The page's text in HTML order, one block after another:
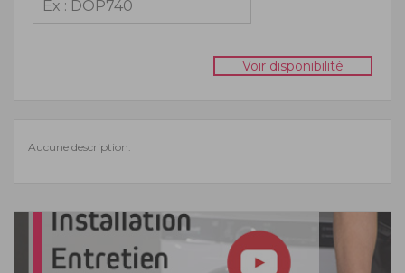
Voir disponibilité
Aucune description.